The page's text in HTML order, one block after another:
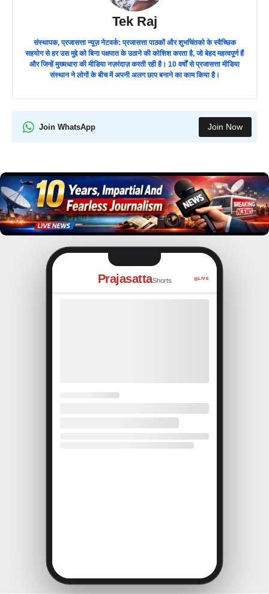
Tek Raj
संस्थापक, प्रजासत्ता न्यूज़ नेटवर्क: प्रजासत्ता पाठकों और शुभचिंतको के स्वैच्छिक
सहयोग से हर उस मुद्दे को बिना पक्षपात के उठाने की कोशिश करता है, जो बेहद महत्वपूर्ण हैं
और जिन्हें मुख्यधारा की मीडिया नज़रंदाज़ करती रही है। 10 वर्षों से प्रजासत्ता मीडिया
संस्थान ने लोगों के बीच में अपनी अलग छाप बनाने का काम किया है।
Join WhatsApp Join Now
PrajasattaShorts LIVE